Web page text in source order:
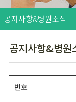
공지사항&병원
번호